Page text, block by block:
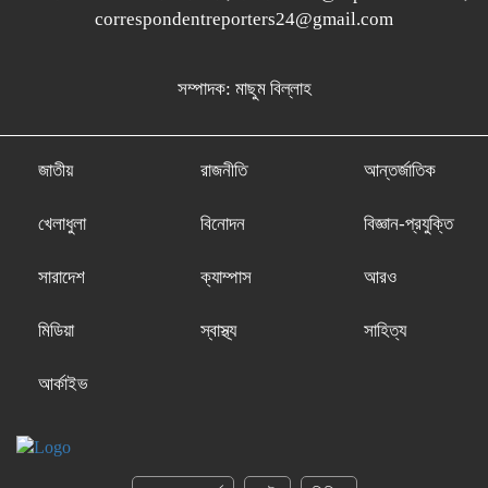
correspondentreporters24@gmail.com
সম্পাদক: মাছুম বিল্লাহ
জাতীয় রাজনীতি আন্তর্জাতিক
খেলাধুলা বিনোদন বিজ্ঞান-প্রযুক্তি
সারাদেশ ক্যাম্পাস আরও
মিডিয়া স্বাস্থ্য সাহিত্য
আর্কাইভ